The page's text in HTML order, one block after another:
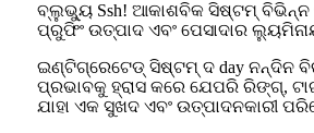
ବ୍ଲୁଭ୍ୟୁ Ssh! ଆକାଶବିକ ସିଷ୍ଟମ୍ ବିଭିନ୍ନ
ପ୍ରୁଫିଂ ଉତ୍ପାଦ ଏବଂ ପେସାଦାର
ଇଣ୍ଟିଗ୍ରେଟେଡ୍ ସିଷ୍ଟମ୍ ଦ day ନନ୍ଦିନ
ପ୍ରଭାବକୁ ହ୍ରାସ କରେ ଯେପରି ରିଙ୍ଗ୍,
ଯାହା ଏକ ସୁଖଦ ଏବଂ ଉତ୍ପାଦନକାରୀ